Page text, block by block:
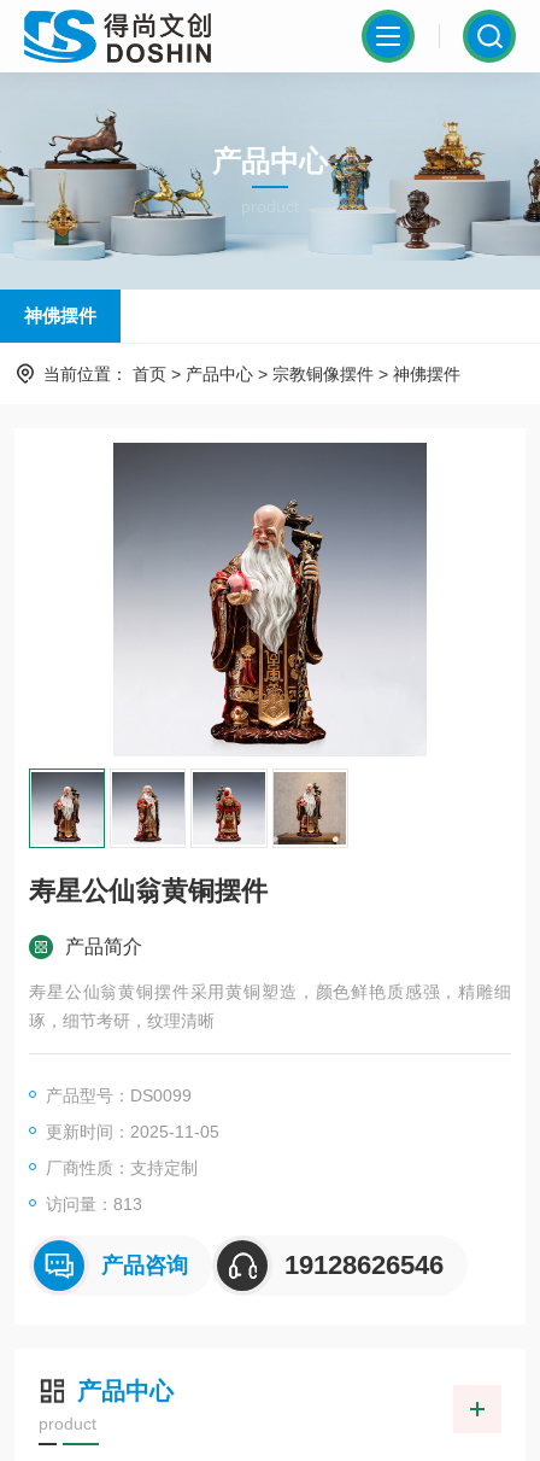
产品中心
神佛摆件
当前位置： 首页 > 产品中心 > 宗教铜像摆件 > 神佛摆件
寿星公仙翁黄铜摆件
产品简介
寿星公仙翁黄铜摆件采用黄铜塑造，颜色鲜艳质感强，精雕细
琢，细节考研，纹理清晰
产品型号：DS0099
更新时间：2025-11-05
厂商性质：支持定制
访问量： 813
产品咨询 19128626546
产品中心
product